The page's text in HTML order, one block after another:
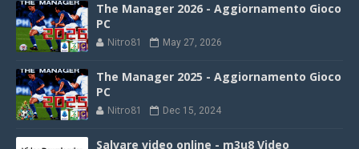
The Manager 2026 - Aggiornamento Gioco
PC
Nitro81 May 27, 2026
The Manager 2025 - Aggiornamento Gioco
PC
Nitro81 Dec 15, 2024
Salvare video online - m3u8 Video